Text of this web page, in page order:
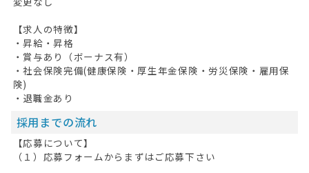
【求人の特徴】
・昇給・昇格
・賞与あり（ボーナス有）
・社会保険完備(健康保険・厚生年金保険・労災保険・雇用保
険)
・退職金あり
採用までの流れ
【応募について】
（１）応募フォームからまずはご応募下さい